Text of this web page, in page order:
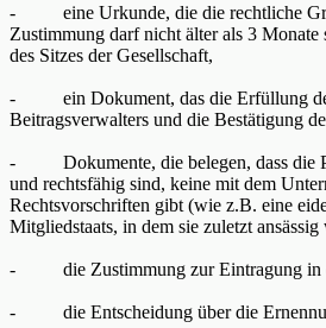
- eine Urkunde, die die rechtliche
Zustimmung darf nicht älter als 3
des Sitzes der Gesellschaft,
- ein Dokument, das die Erfüllung der
Beitragsverwalters und die Bestätigung
- Dokumente, die belegen, dass die
und rechtsfähig sind, keine mit dem
Rechtsvorschriften gibt (wie z.B. eine
Mitgliedstaats, in dem sie zuletzt
- die Zustimmung zur Eintragung in das
- die Entscheidung über die Ernennung